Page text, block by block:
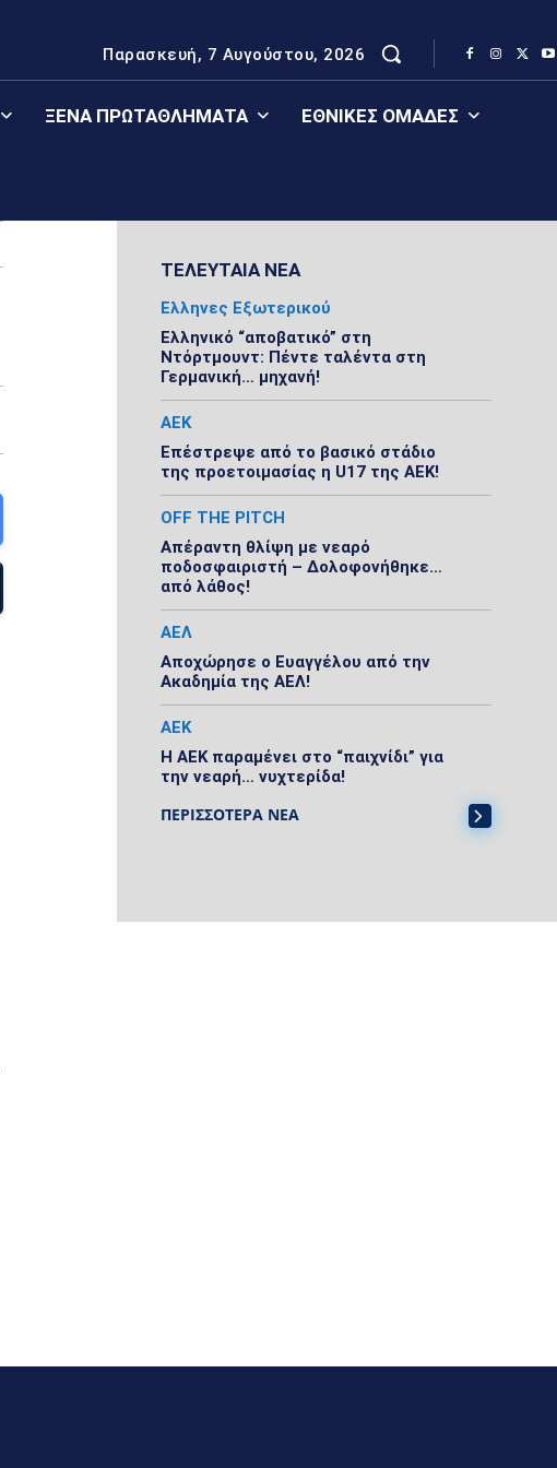
Παρασκευή, 7 Αυγούστου, 2026
ΞΈΝΑ ΠΡΩΤΑΘΛΉΜΑΤΑ ΕΘΝΙΚΈΣ ΟΜΆΔΕΣ
ΤΕΛΕΥΤΑΙΑ ΝΕΑ
Ελληνες Εξωτερικού
Ελληνικό “αποβατικό” στη
Ντόρτμουντ: Πέντε ταλέντα στη
Γερμανική… μηχανή!
ΑΕΚ
Επέστρεψε από το βασικό στάδιο
της προετοιμασίας η U17 της ΑΕΚ!
OFF THE PITCH
Απέραντη θλίψη με νεαρό
ποδοσφαιριστή – Δολοφονήθηκε…
από λάθος!
ΑΕΛ
Αποχώρησε ο Ευαγγέλου από την
Ακαδημία της ΑΕΛ!
ΑΕΚ
Η ΑΕΚ παραμένει στο “παιχνίδι” για
την νεαρή… νυχτερίδα!
ΠΕΡΙΣΣΟΤΕΡΑ ΝΕΑ